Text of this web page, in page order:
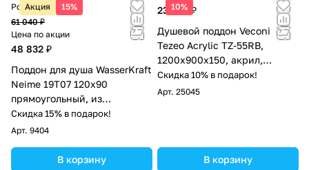
Акция 15%
Розничная цена
61 040 ₽
Цена по акции
48 832 ₽
Поддон для душа WasserKraft
Neime 19T07 120х90
прямоугольный, из
искусственного камня,
черный мрамор
Скидка 15% в подарок!
Арт. 9404
В корзину
10%
23 302 ₽
Душевой поддон Veconi
Tezeo Acrylic TZ-55RB,
1200х900х150, акрил,
черный
Скидка 10% в подарок!
Арт. 25045
В корзину